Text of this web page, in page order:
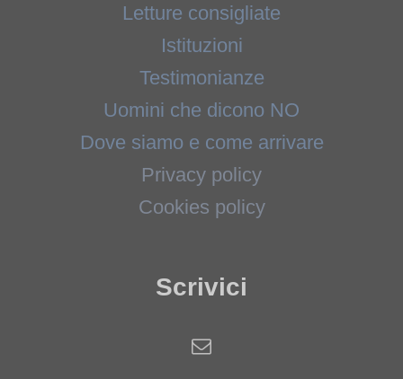
Letture consigliate
Istituzioni
Testimonianze
Uomini che dicono NO
Dove siamo e come arrivare
Privacy policy
Cookies policy
Scrivici